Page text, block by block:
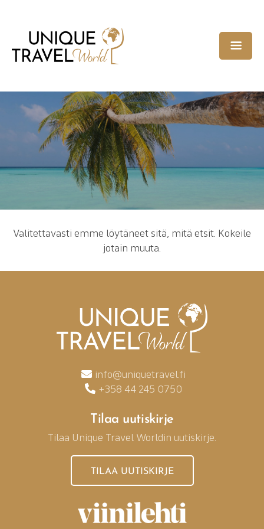
Valitettavasti emme löytäneet sitä, mitä etsit. Kokeile
jotain muuta.
info@uniquetravel.fi
+358 44 245 0750
Tilaa uutiskirje
Tilaa Unique Travel Worldin uutiskirje.
TILAA UUTISKIRJE